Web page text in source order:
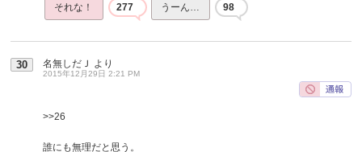
それな！ 277 うーん… 98
30 名無しだＪ より
2015年12月29日 2:21 PM
>>26
誰にも無理だと思う。